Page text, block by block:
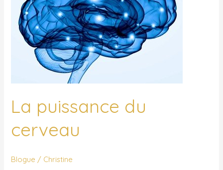
La puissance du
cerveau
Blogue / Christine